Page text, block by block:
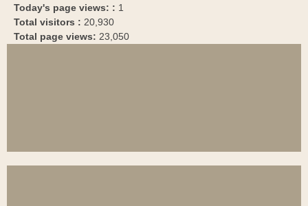
Today's page views: : 1
Total visitors : 20,930
Total page views: 23,050